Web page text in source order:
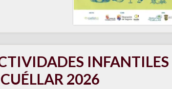
INFANTILES
2026